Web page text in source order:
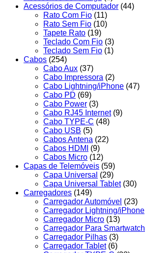
Acessórios de Computador (44)
Rato Com Fio (11)
Rato Sem Fio (10)
Tapete Rato (19)
Teclado Com Fio (3)
Teclado Sem Fio (1)
Cabos (254)
Cabo Aux (37)
Cabo Impressora (2)
Cabo Lightning/iPhone (47)
Cabo PD (69)
Cabo Power (3)
Cabo RJ45 Internet (9)
Cabo TYPE-C (48)
Cabo USB (5)
Cabos Antena (22)
Cabos HDMI
(9)
Cabos Micro (12)
Capas de Telemóveis (59)
Capa Universal (29)
Capa Universal Tablet (30)
Carregadores (149)
Carregador Automóvel (23)
Carregador Lightning/iPhone
Carregador Micro (13)
Carregador Para Smartwatch
Carregador Pilhas (3)
Carregador Tablet (6)